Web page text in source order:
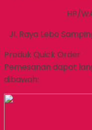
HP/
Jl. Raya Lebo
Produk Quick Order
Pemesanan dapat
dibawah: